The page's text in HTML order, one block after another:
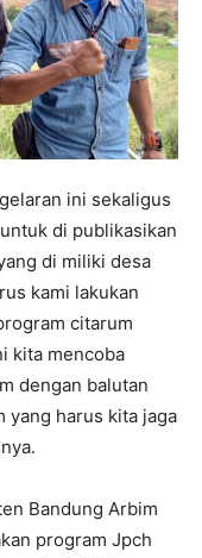
ini sekaligus
di publikasikan
di miliki desa
kami lakukan
citarum
kita mencoba
dengan balutan
yang harus kita jaga
Bandung Arbim
program Jpch